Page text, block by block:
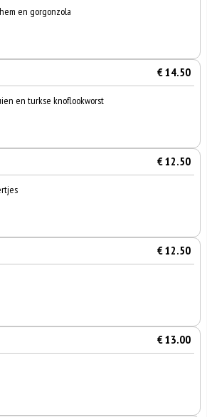
en gorgonzola
€ 14.50
en turkse knoflookworst
€ 12.50
€ 12.50
€ 13.00